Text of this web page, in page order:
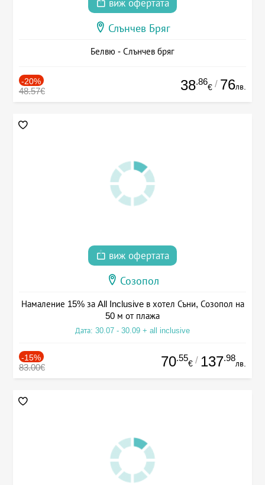
виж офертата
Слънчев Бряг
Белвю - Слънчев бряг
-20%
48.57€ 38.86
€ / 76лв.
виж офертата
Созопол
Намаление 15% за All Inclusive в хотел Съни, Созопол на
50 м от плажа
Дата: 30.07 - 30.09 + all inclusive
-15%
83.00€ 70.55
€ / 137.98
лв.